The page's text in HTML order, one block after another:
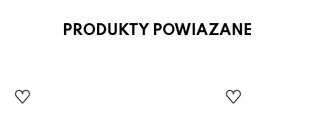
PRODUKTY POWIAZANE